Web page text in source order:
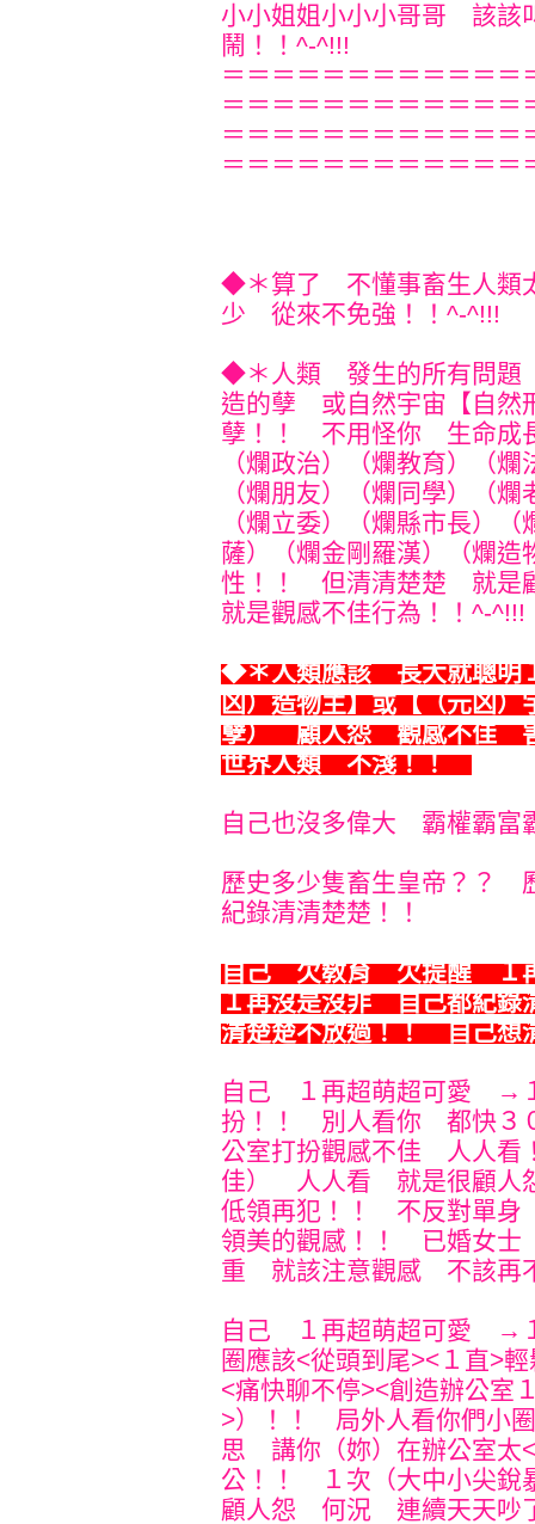
小小姐姐小小小哥哥 該該
鬧！！^-^!!!
＝＝＝＝＝＝＝＝＝＝＝＝
＝＝＝＝＝＝＝＝＝＝＝＝
＝＝＝＝＝＝＝＝＝＝＝＝
＝＝＝＝＝＝＝＝＝＝＝＝
◆＊算了 不懂事畜生人
少 從來不免強！！^-^!!!
◆＊人類 發生的所有問題
造的孽 或自然宇宙【自然
孽！！ 不用怪你 生命成
（爛政治）（爛教育）（
（爛朋友）（爛同學）（
（爛立委）（爛縣市長）
薩）（爛金剛羅漢）（爛造
性！！ 但清清楚楚 就是
就是觀感不佳行為！！^-^!!!
◆＊人類應該 長大就聰
凶）造物主】或【（元凶）
孽） 顧人怨 觀感不佳
世界人類 不淺！！
自己也沒多偉大 霸權霸
歷史多少隻畜生皇帝？？
紀錄清清楚楚！！
自己 欠敎育 欠提醒 １
１再沒是沒非 自己都紀錄
清楚楚不放過！！ 自己想
自己 １再超萌超可愛 →
扮！！ 別人看你 都快３
公室打扮觀感不佳 人人看
佳） 人人看 就是很顧
低領再犯！！ 不反對單
領美的觀感！！ 已婚女
重 就該注意觀感 不該再
自己 １再超萌超可愛 →
圈應該<從頭到尾><１直>
<痛快聊不停><創造辦公室
>）！！ 局外人看你們小
思 講你（妳）在辦公室太
公！！ １次（大中小尖銳
顧人怨 何況 連續天天吵